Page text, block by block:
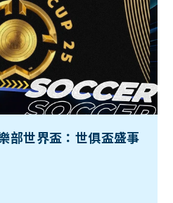
部世界盃：世俱盃盛事